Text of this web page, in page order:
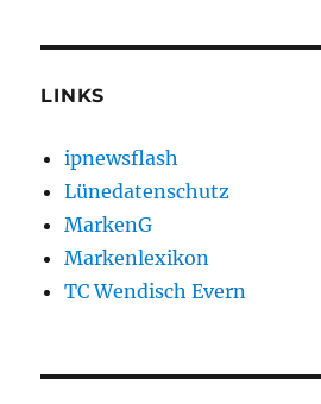
LINKS
ipnewsflash
Lünedatenschutz
MarkenG
Markenlexikon
TC Wendisch Evern